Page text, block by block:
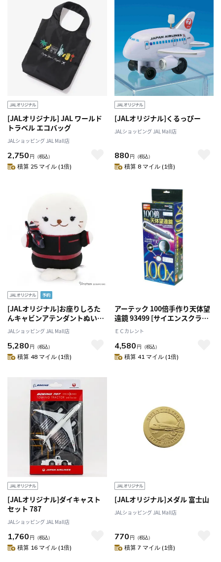
[JALオリジナル] JAL ワールド
トラベル エコバッグ
JALショッピング JAL Mall店
2,750 円 （税込）
積算 25 マイル (1倍)
[JALオリジナル]くるっぴー
JALショッピング JAL Mall店
880 円 （税込）
積算 8 マイル (1倍)
[JALオリジナル]お座りしろた
んキャビンアテンダントぬいぐ
るみ
JALショッピング JAL Mall店
5,280 円 （税込）
積算 48 マイル (1倍)
アーテック 100倍手作り天体望
遠鏡 93499 [サイエンスクラフ
ト][観察][実験キット][科学工
体望遠鏡][望遠鏡]
ＥＣカレント
4,580 円 （税込）
積算 41 マイル (1倍)
[JALオリジナル]ダイキャスト
セット 787
JALショッピング JAL Mall店
1,760 円 （税込）
積算 16 マイル (1倍)
[JALオリジナル]メダル 富士山
JALショッピング JAL Mall店
770 円 （税込）
積算 7 マイル (1倍)